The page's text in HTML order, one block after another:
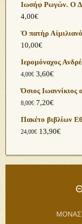
Ιωσήφ Ρωγών. Ο
4,00€
Ὁ πατὴρ
10,00€
Ιερομόναχος
4,00€ 3,60€
Όσιος Ιωαννίκιος
8,00€ 7,20€
Πακέτο βιβλίων
24,00€ 13,90€